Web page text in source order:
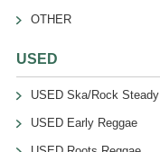
OTHER
USED
USED Ska/Rock Steady
USED Early Reggae